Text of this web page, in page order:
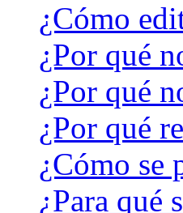
¿Cómo
¿Por qué
¿Por qué
¿Por qué
¿Cómo se
¿Para qué